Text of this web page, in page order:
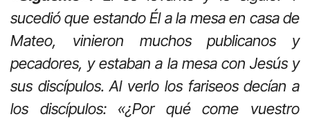
sucedió que estando Él a la mesa en casa de
Mateo, vinieron muchos publicanos y
pecadores, y estaban a la mesa con Jesús y
sus discípulos. Al verlo los fariseos decían a
los discípulos: «¿Por qué come vuestro